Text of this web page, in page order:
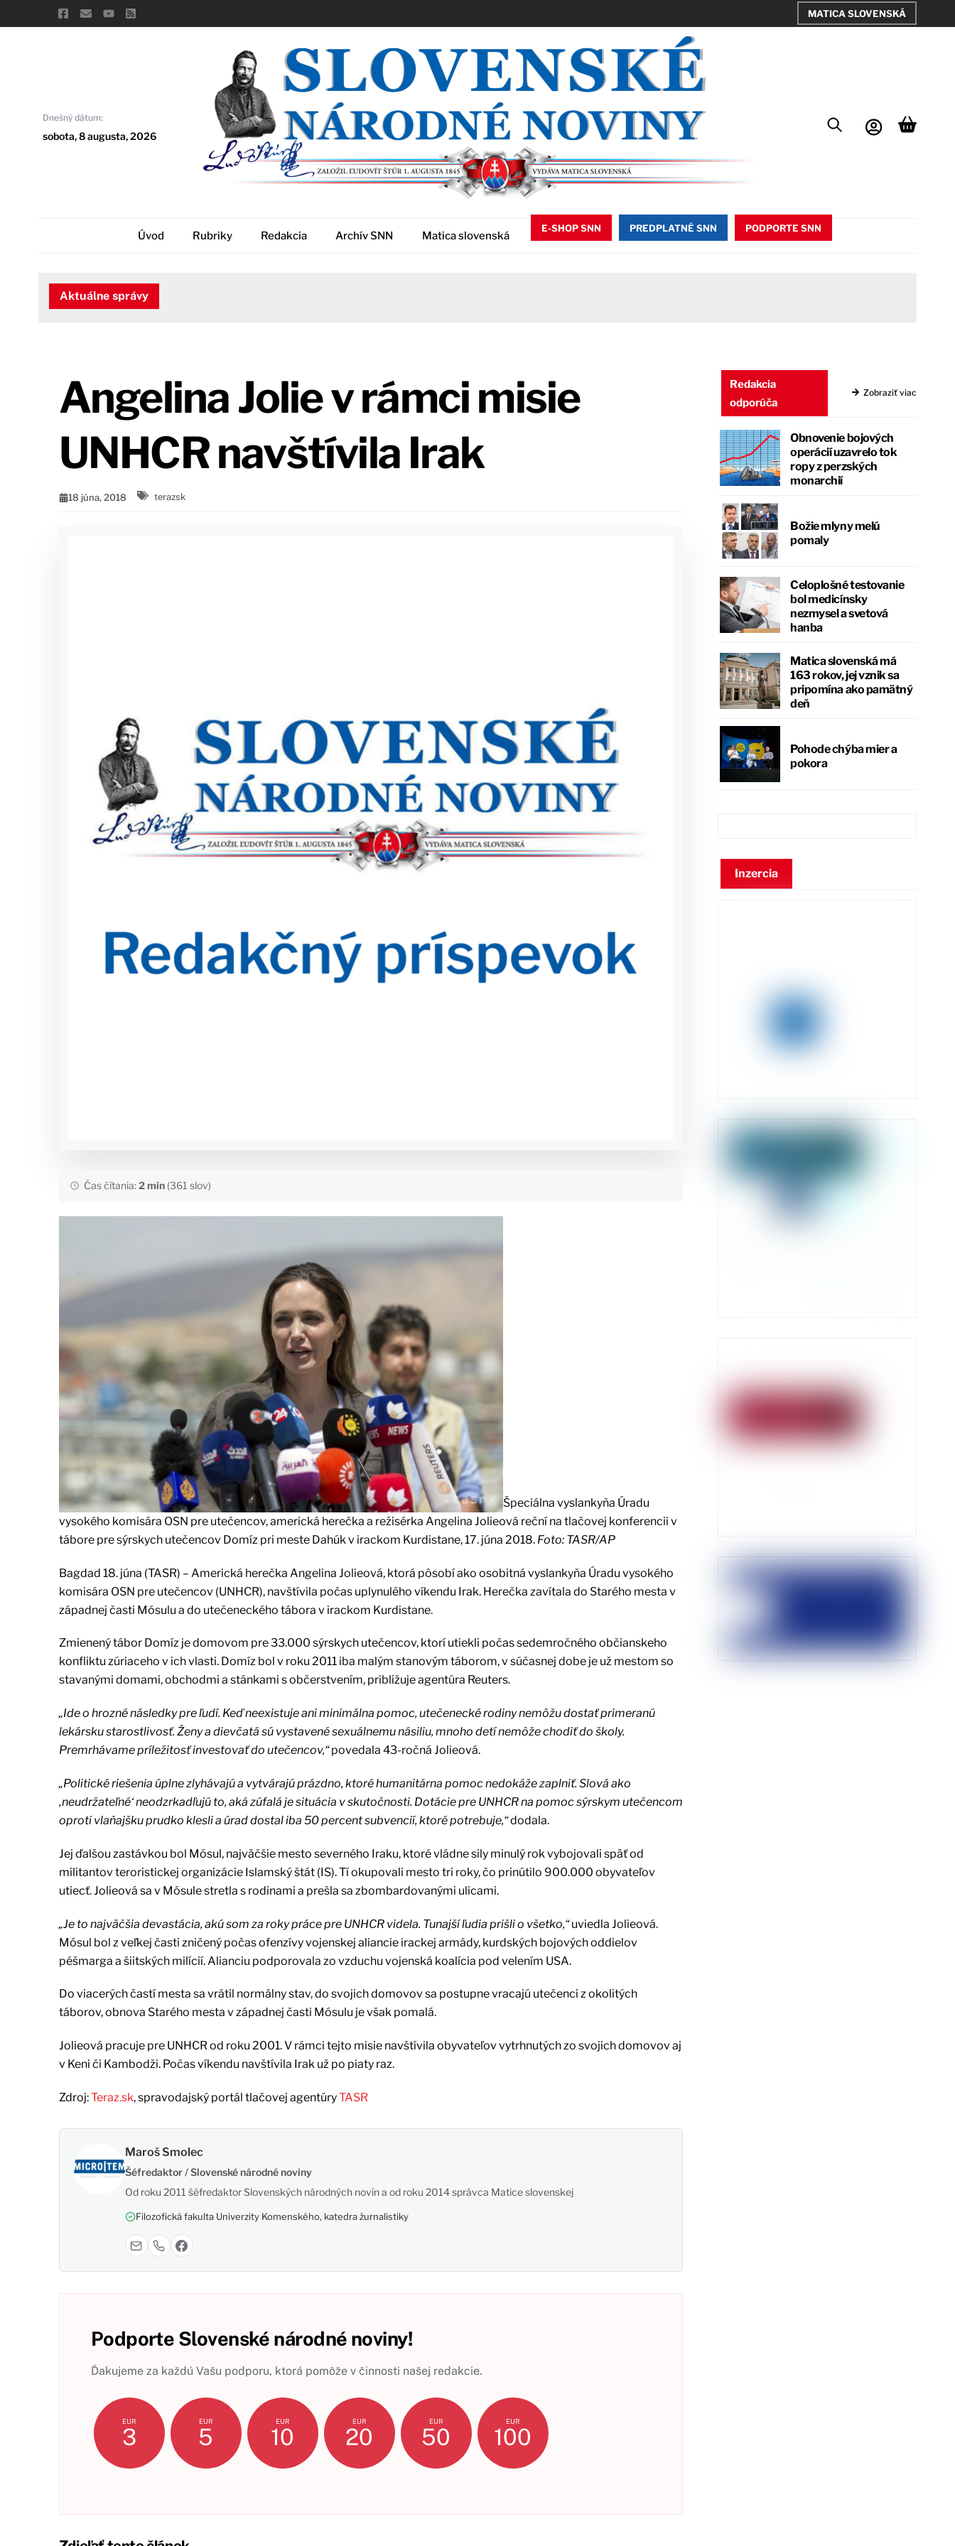
to
MATICA SLOVENSKÁ
Dnešný dátum:
sobota, 8 augusta, 2026
Úvod Rubriky Redakcia Archív SNN Matica slovenská
E-SHOP SNN PREDPLATNÉ SNN PODPORTE SNN
Aktuálne správy
Angelina Jolie v rámci misie
UNHCR navštívila Irak
18 júna, 2018 terazsk
Čas čítania:2 min(361 slov)
Špeciálna vyslankyňa Úradu
vysokého komisára OSN pre utečencov, americká herečka a režisérka Angelina Jolieová reční na tlačovej konferencii v
tábore pre sýrskych utečencov Domíz pri meste Dahúk v irackom Kurdistane, 17. júna 2018. Foto: TASR/AP
Bagdad 18. júna (TASR) – Americká herečka Angelina Jolieová, ktorá pôsobí ako osobitná vyslankyňa Úradu vysokého
komisára OSN pre utečencov (UNHCR), navštívila počas uplynulého víkendu Irak. Herečka zavítala do Starého mesta v
západnej časti Mósulu a do utečeneckého tábora v irackom Kurdistane.
Zmienený tábor Domíz je domovom pre 33.000 sýrskych utečencov, ktorí utiekli počas sedemročného občianskeho
konfliktu zúriaceho v ich vlasti. Domíz bol v roku 2011 iba malým stanovým táborom, v súčasnej dobe je už mestom so
stavanými domami, obchodmi a stánkami s občerstvením, približuje agentúra Reuters.
„Ide o hrozné následky pre ľudí. Keď neexistuje ani minimálna pomoc, utečenecké rodiny nemôžu dostať primeranú
lekársku starostlivosť. Ženy a dievčatá sú vystavené sexuálnemu násiliu, mnoho detí nemôže chodiť do školy.
Premrhávame príležitosť investovať do utečencov,“povedala 43-ročná Jolieová.
„Politické riešenia úplne zlyhávajú a vytvárajú prázdno, ktoré humanitárna pomoc nedokáže zaplniť. Slová ako
‚neudržateľné‘ neodzrkadľujú to, aká zúfalá je situácia v skutočnosti. Dotácie pre UNHCR na pomoc sýrskym utečencom
oproti vlaňajšku prudko klesli a úrad dostal iba 50 percent subvencií, ktoré potrebuje,“dodala.
Jej ďalšou zastávkou bol Mósul, najväčšie mesto severného Iraku, ktoré vládne sily minulý rok vybojovali späť od
militantov teroristickej organizácie Islamský štát (IS). Tí okupovali mesto tri roky, čo prinútilo 900.000 obyvateľov
utiecť. Jolieová sa v Mósule stretla s rodinami a prešla sa zbombardovanými ulicami.
„Je to najväčšia devastácia, akú som za roky práce pre UNHCR videla. Tunajší ľudia prišli o všetko,“uviedla Jolieová.
Mósul bol z veľkej časti zničený počas ofenzívy vojenskej aliancie irackej armády, kurdských bojových oddielov
péšmarga a šiitských milícií. Alianciu podporovala zo vzduchu vojenská koalícia pod velením USA.
Do viacerých častí mesta sa vrátil normálny stav, do svojich domovov sa postupne vracajú utečenci z okolitých
táborov, obnova Starého mesta v západnej časti Mósulu je však pomalá.
Jolieová pracuje pre UNHCR od roku 2001. V rámci tejto misie navštívila obyvateľov vytrhnutých zo svojich domovov aj
v Keni či Kambodži. Počas víkendu navštívila Irak už po piaty raz.
Zdroj:Teraz.sk, spravodajský portál tlačovej agentúryTASR
Maroš Smolec
Šéfredaktor / Slovenské národné noviny
Od roku 2011 šéfredaktor Slovenských národných novín a od roku 2014 správca Matice slovenskej
Filozofická fakulta Univerzity Komenského, katedra žurnalistiky
Podporte Slovenské národné noviny!
Ďakujeme za každú Vašu podporu, ktorá pomôže v činnosti našej redakcie.
EUR
3
EUR
5
EUR
10
EUR
20
EUR
50
EUR
100
Redakcia
odporúča
Zobraziť viac
Obnovenie bojových
operácií uzavrelo tok
ropy z perzských
monarchií
Božie mlyny melú
pomaly
Celoplošné testovanie
bol medicínsky
nezmysel a svetová
hanba
Matica slovenská má
163 rokov, jej vznik sa
pripomína ako pamätný
deň
Pohode chýba mier a
pokora
Inzercia